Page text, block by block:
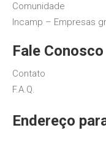
Comunidade
Incamp – Empresas
Fale Conosco
Contato
F.A.Q.
Endereço